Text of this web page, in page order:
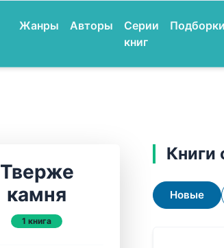
Жанры Авторы
Серии
книг
Подборки
Тверже
камня
1 книга
Книги
Новые